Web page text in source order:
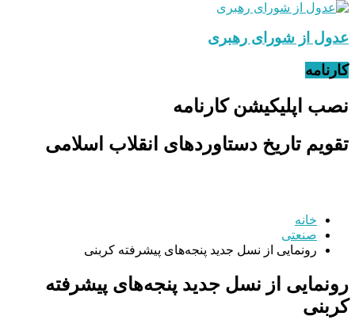
عدول از شورای رهبری
کارنامه
نصب اپلیکیشن کارنامه
تقویم تاریخ دستاوردهای انقلاب اسلامی
خانه
صنعتی
رونمایی از نسل جدید پنجه‌های پیشرفته کربنی
رونمایی از نسل جدید پنجه‌های پیشرفته
کربنی